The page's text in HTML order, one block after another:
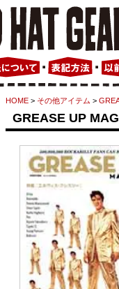
HOME > その他アイテム >
GREASE UP